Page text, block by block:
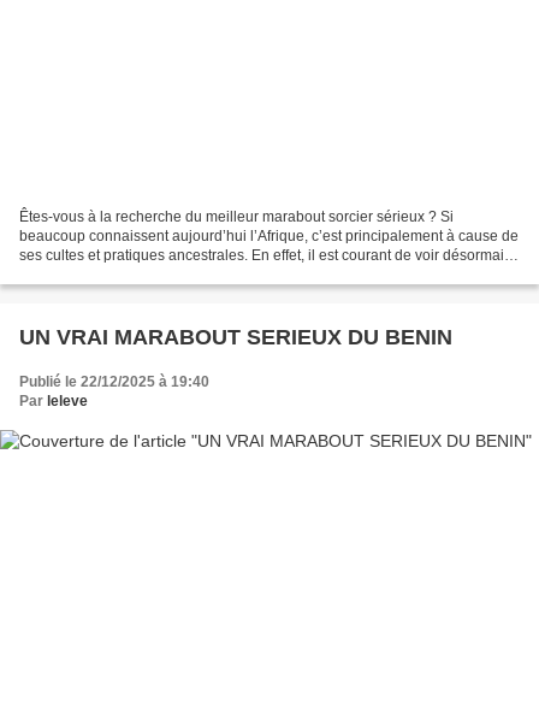
Êtes-vous à la recherche du meilleur marabout sorcier sérieux ? Si
beaucoup connaissent aujourd’hui l’Afrique, c’est principalement à cause de
ses cultes et pratiques ancestrales. En effet, il est courant de voir désormais
UN VRAI MARABOUT SERIEUX DU BENIN
Publié le 22/12/2025 à 19:40
Par leleve